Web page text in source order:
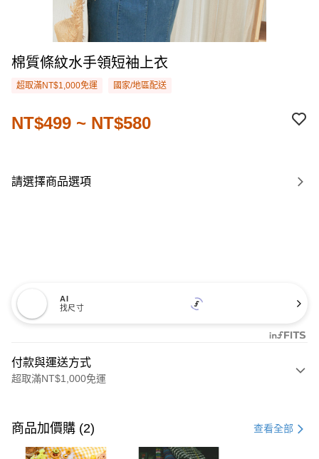
棉質條紋水手領短袖上衣
超取滿NT$1,000免運 國家/地區配送
NT$499 ~ NT$580
請選擇商品選項
AI
找尺寸
付款與運送方式
超取滿NT$1,000免運
信用卡一次付款
購物金
商品加價購 (2) 查看全部